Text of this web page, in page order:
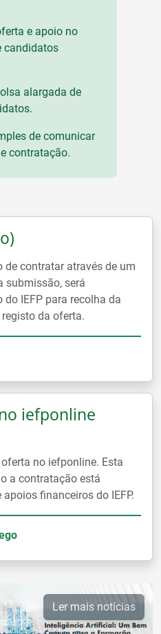
e apoio no
candidatos
alargada de
de comunicar
contratação.
de contratar através de um
submissão, será
IEFP para recolha da
da oferta.
iefponline
no iefponline. Esta
a contratação está
financeiros do IEFP.
Ler mais notícias